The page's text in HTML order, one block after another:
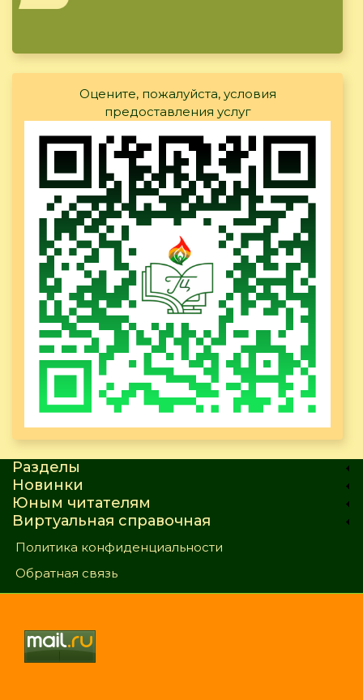
Оцените, пожалуйста, условия
предоставления услуг
Разделы
Новинки
Юным читателям
Виртуальная справочная
Политика конфиденциальности
Обратная связь